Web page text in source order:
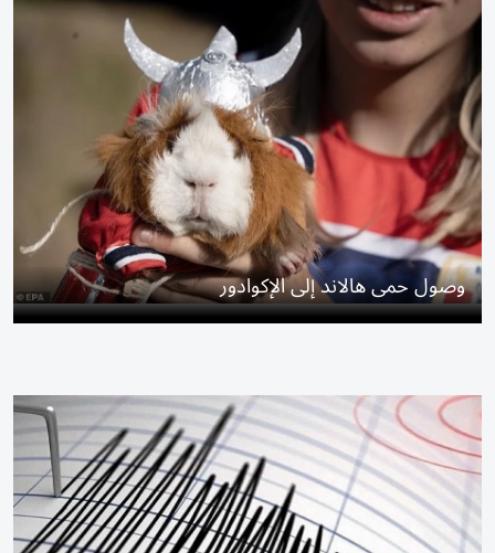
وصول حمى هالاند إلى الإكوادور